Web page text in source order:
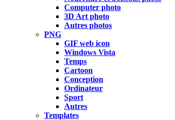
Computer photo
3D Art photo
Autres photos
PNG
GIF web icon
Windows Vista
Temps
Cartoon
Conception
Ordinateur
Sport
Autres
Templates